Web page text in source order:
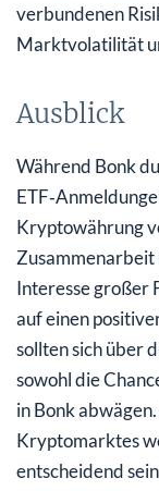
verbundenen
Marktvolatilität
Ausblick
Während Bonk
Kryptowährung
Zusammenarbeit
Interesse großer
auf einen
sollten sich über
sowohl die
in Bonk
Kryptomarktes
entscheidend